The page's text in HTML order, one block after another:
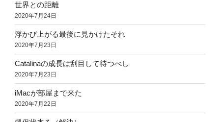
世界との距離
2020年7月24日
浮かび上がる最後に見かけたそれ
2020年7月23日
Catalinaの成長は刮目して待つべし
2020年7月23日
iMacが部屋まで来た
2020年7月22日